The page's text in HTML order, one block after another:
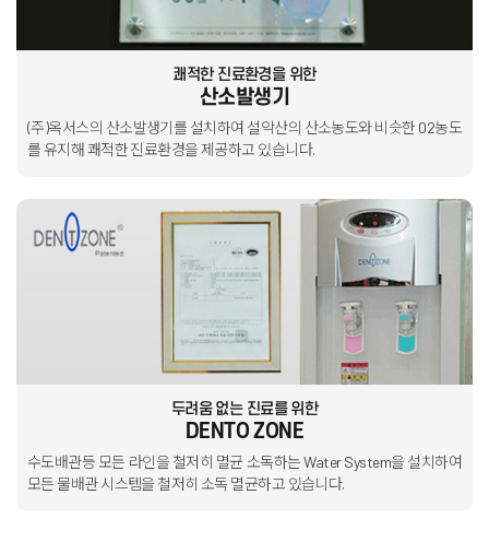
쾌적한 진료환경을 위한
산소발생기
(주)옥서스의 산소발생기를 설치하여 설악산의 산소농도와 비슷한 02농도
를 유지해 쾌적한 진료환경을 제공하고 있습니다.
두려움 없는 진료를 위한
DENTO ZONE
수도배관등 모든 라인을 철저히 멸균 소독하는 Water System을 설치하여
모든 물배관 시스템을 철저히 소독 멸균하고 있습니다.